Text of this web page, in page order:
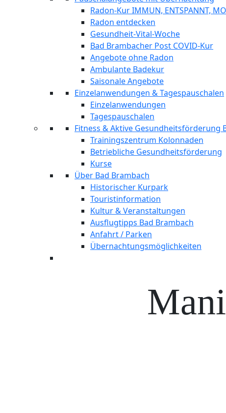
Radon-Kur IMMUN, ENTSPANNT,
Radon entdecken
Gesundheit-Vital-Woche
Bad Brambacher Post COVID-Kur
Angebote ohne Radon
Ambulante Badekur
Saisonale Angebote
Einzelanwendungen & Tagespauschalen
Einzelanwendungen
Tagespauschalen
Fitness & Aktive Gesundheitsförderung
Trainingszentrum Kolonnaden
Betriebliche Gesundheitsförderung
Kurse
Über Bad Brambach
Historischer Kurpark
Touristinformation
Kultur & Veranstaltungen
Ausflugtipps Bad Brambach
Anfahrt / Parken
Übernachtungsmöglichkeiten